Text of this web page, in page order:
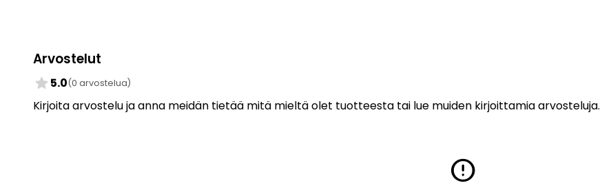
Arvostelut
star 5.0(0 arvostelua)
Kirjoita arvostelu ja anna meidän tietää mitä mieltä olet tuotteesta tai lue muiden kirjoittamia arvosteluja.
error